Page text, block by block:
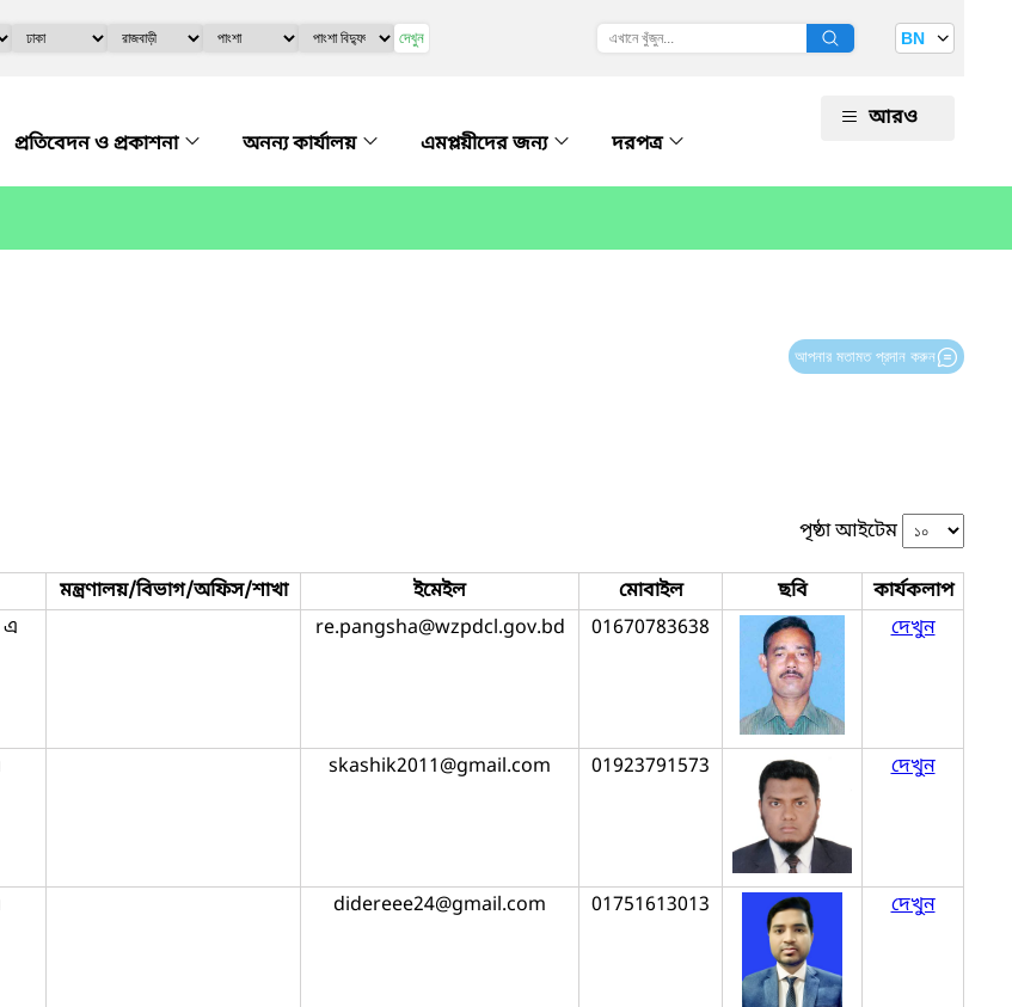
দেখুন BN
প্রতিবেদন ও প্রকাশনা অনন্য কার্যালয় এমপ্লয়ীদের জন্য দরপত্র
আরও
আপনার মতামত প্রদান করুন
পৃষ্ঠা আইটেম
মন্ত্রণালয়/বিভাগ/অফিস/শাখা ইমেইল মোবাইল ছবি
কার্যকলাপ
এ re.pangsha@wzpdcl.gov.bd 01670783638 দেখুন
skashik2011@gmail.com 01923791573 দেখুন
didereee24@gmail.com 01751613013 দেখুন